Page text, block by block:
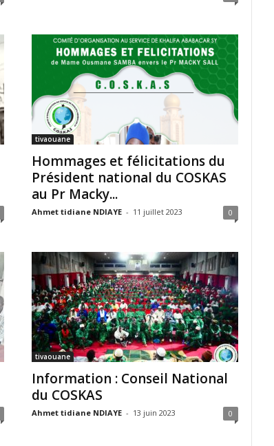
tivaouane
Hommages et félicitations du
Président national du COSKAS
au Pr Macky...
Ahmet tidiane NDIAYE - 11 juillet 2023 0
tivaouane
Information : Conseil National
du COSKAS
Ahmet tidiane NDIAYE - 13 juin 2023 0